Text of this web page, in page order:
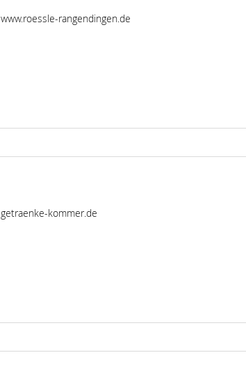
www.roessle-rangendingen.de
getraenke-kommer.de